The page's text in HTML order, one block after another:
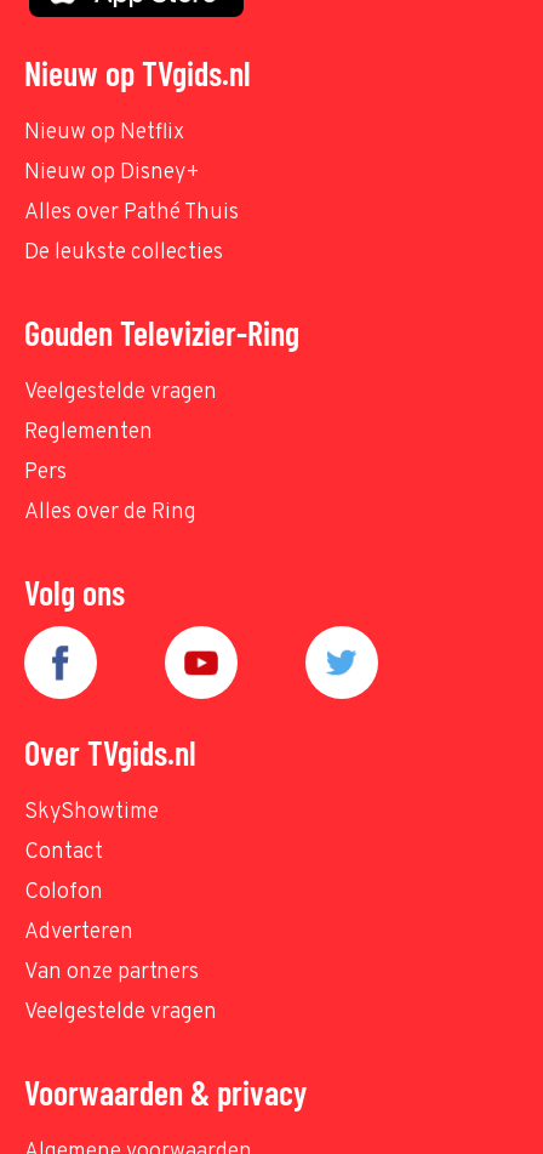
Nieuw op TVgids.nl
Nieuw op Netflix
Nieuw op Disney+
Alles over Pathé Thuis
De leukste collecties
Gouden Televizier-Ring
Veelgestelde vragen
Reglementen
Pers
Alles over de Ring
Volg ons
Over TVgids.nl
SkyShowtime
Contact
Colofon
Adverteren
Van onze partners
Veelgestelde vragen
Voorwaarden & privacy